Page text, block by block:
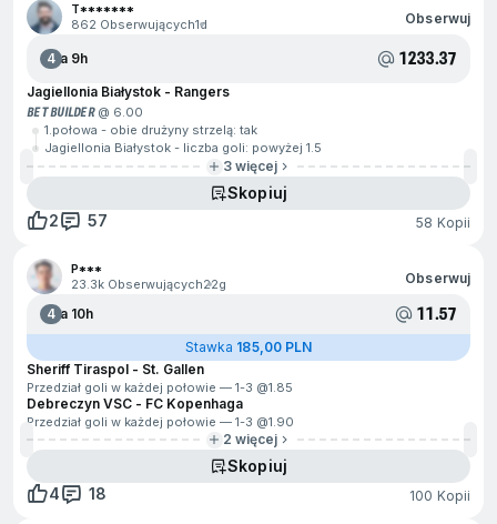
T*******
862 Obserwujących1d Obserwuj
4Za 9h 1233.37
Jagiellonia Białystok - Rangers
BET BUILDER@ 6.00
1.połowa - obie drużyny strzelą: tak
Jagiellonia Białystok - liczba goli: powyżej 1.5
3 więcej
Skopiuj
2
57 58 Kopii
P***
23.3k Obserwujących22g Obserwuj
4Za 10h 11.57
Stawka 185,00 PLN
Sheriff Tiraspol - St. Gallen
Przedział goli w każdej połowie — 1-3 @1.85
Debreczyn VSC - FC Kopenhaga
Przedział goli w każdej połowie — 1-3 @1.90
2 więcej
Skopiuj
4
18 100 Kopii